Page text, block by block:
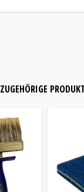
ZUGEHÖRIGE